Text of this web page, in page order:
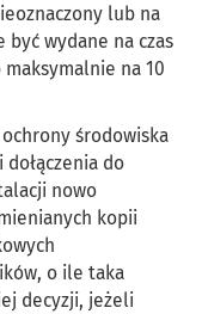
lub na
wydane na czas
na 10
ochrony środowiska
do
nowo
kopii
o ile taka
decyzji, jeżeli